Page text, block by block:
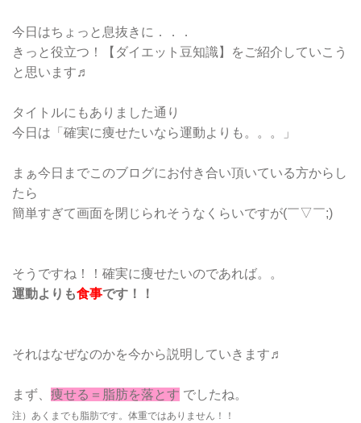
今日はちょっと息抜きに．．．
きっと役立つ！【ダイエット豆知識】をご紹介していこう
と思います♬
タイトルにもありました通り
今日は「確実に痩せたいなら運動よりも。。。」
まぁ今日までこのブログにお付き合い頂いている方からし
たら
簡単すぎて画面を閉じられそうなくらいですが(￣▽￣;)
そうですね！！確実に痩せたいのであれば。。
運動よりも食事です！！
それはなぜなのかを今から説明していきます♬
まず、 痩せる＝脂肪を落とす でしたね。
注）あくまでも脂肪です。体重ではありません！！